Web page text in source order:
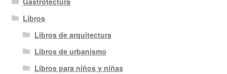
Libros
Libros de arquitectura
Libros de urbanismo
Libros para niños y niñas